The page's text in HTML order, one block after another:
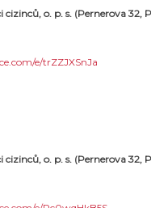
o. p. s. (Pernerova 32,
e/trZZJXSnJa
o. p. s. (Pernerova 32,